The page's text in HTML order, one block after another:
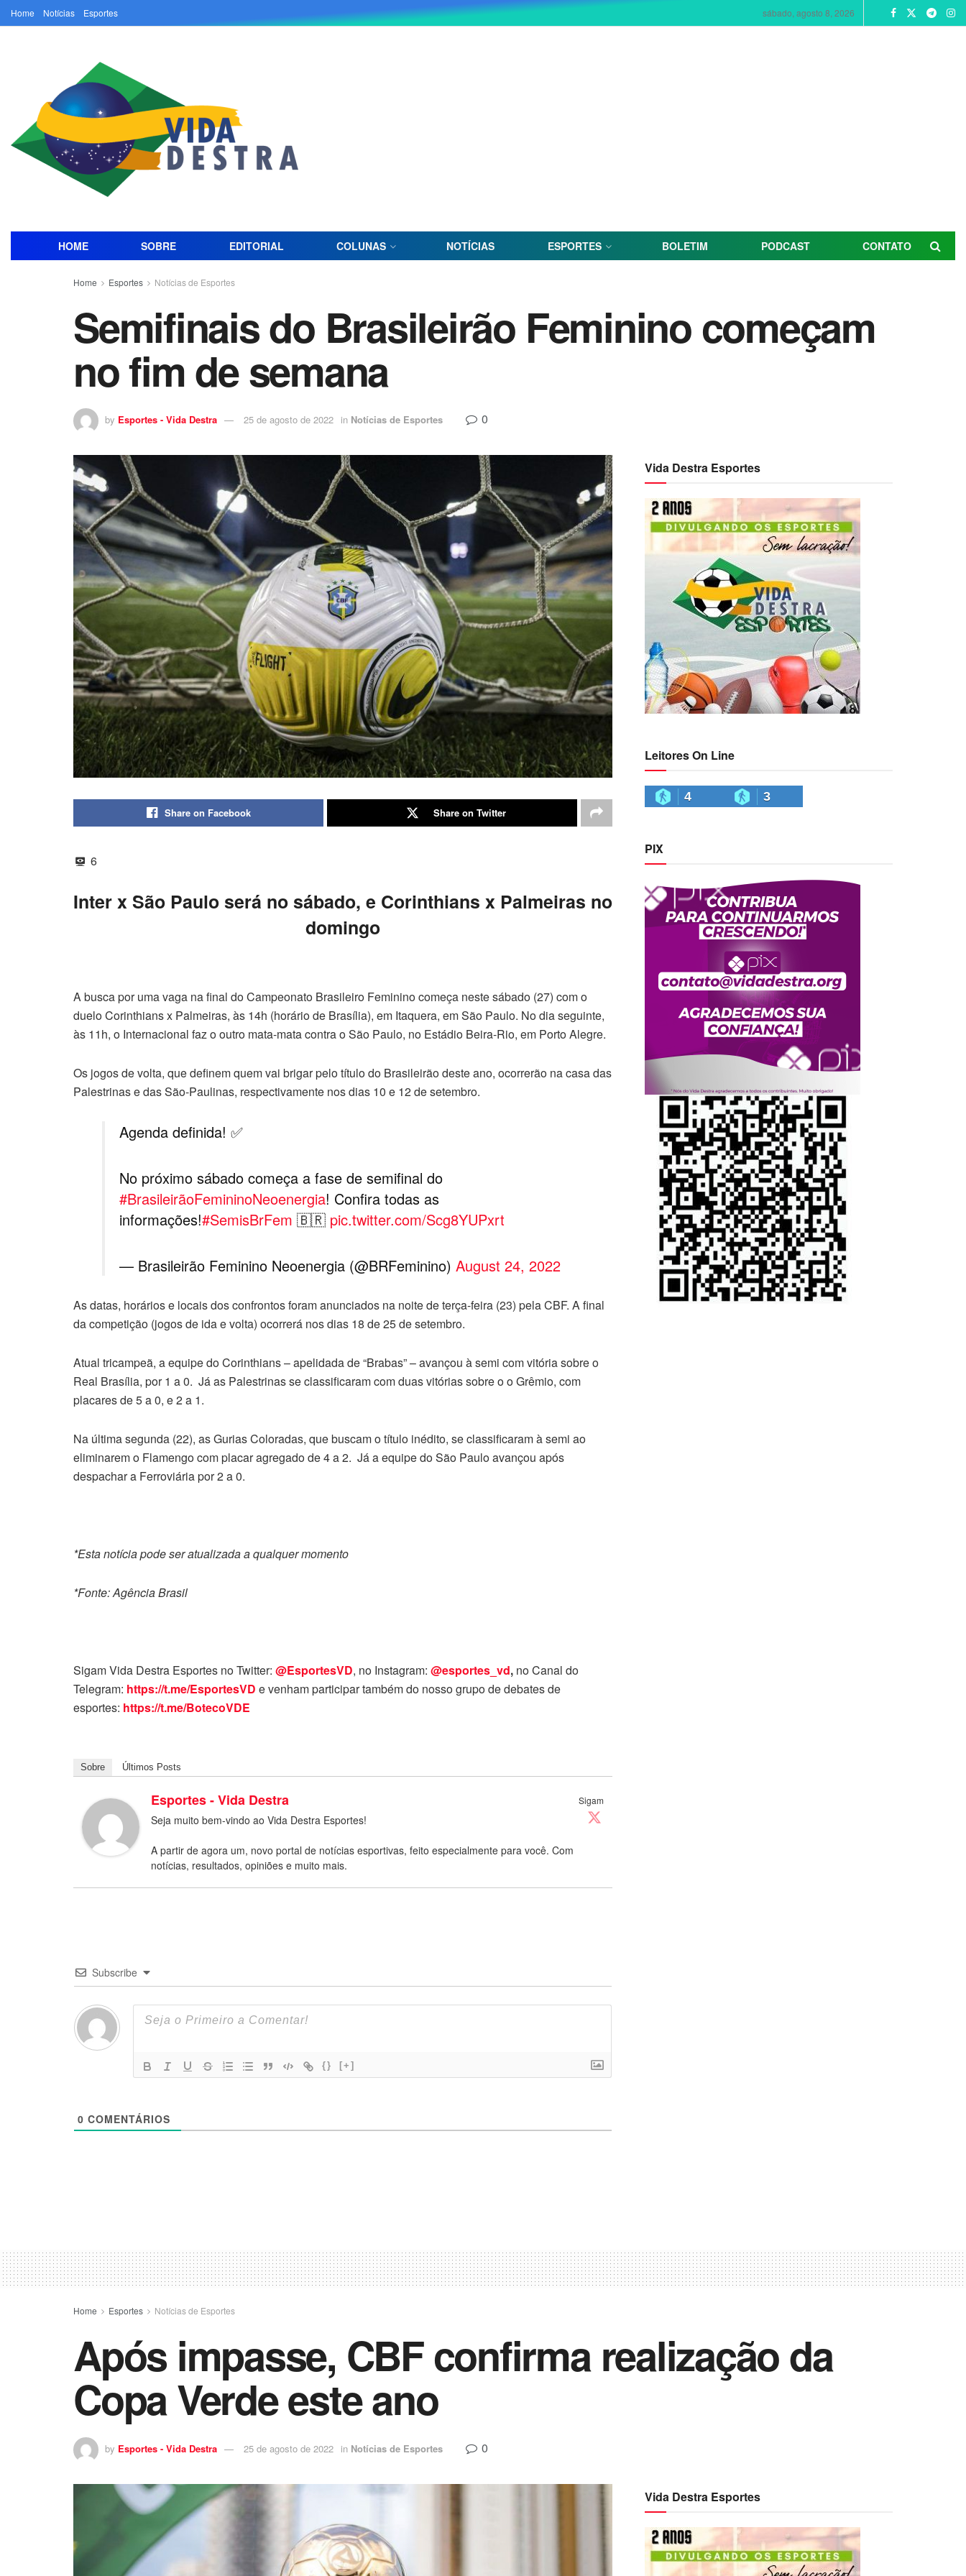
Home Notícias Esportes sábado, agosto 8, 2026
HOME SOBRE EDITORIAL COLUNAS NOTÍCIAS ESPORTES BOLETIM PODCAST CONTATO
Home Esportes Notícias de Esportes
Semifinais do Brasileirão Feminino começam
no fim de semana
by Esportes - Vida Destra 25 de agosto de 2022 in Notícias de Esportes 0
Share on Facebook Share on Twitter
6
Inter x São Paulo será no sábado, e Corinthians x Palmeiras no
domingo
A busca por uma vaga na final do Campeonato Brasileiro Feminino começa neste sábado (27) com o
duelo Corinthians x Palmeiras, às 14h (horário de Brasília), em Itaquera, em São Paulo. No dia seguinte,
às 11h, o Internacional faz o outro mata-mata contra o São Paulo, no Estádio Beira-Rio, em Porto Alegre.
Os jogos de volta, que definem quem vai brigar pelo título do Brasileirão deste ano, ocorrerão na casa das
Palestrinas e das São-Paulinas, respectivamente nos dias 10 e 12 de setembro.
Agenda definida! ✅
No próximo sábado começa a fase de semifinal do
#BrasileirãoFemininoNeoenergia! Confira todas as
informações!#SemisBrFem 🇧🇷 pic.twitter.com/Scg8YUPxrt
— Brasileirão Feminino Neoenergia (@BRFeminino) August 24, 2022
As datas, horários e locais dos confrontos foram anunciados na noite de terça-feira (23) pela CBF. A final
da competição (jogos de ida e volta) ocorrerá nos dias 18 de 25 de setembro.
Atual tricampeã, a equipe do Corinthians – apelidada de “Brabas” – avançou à semi com vitória sobre o
Real Brasília, por 1 a 0. Já as Palestrinas se classificaram com duas vitórias sobre o o Grêmio, com
placares de 5 a 0, e 2 a 1.
Na última segunda (22), as Gurias Coloradas, que buscam o título inédito, se classificaram à semi ao
eliminarem o Flamengo com placar agregado de 4 a 2. Já a equipe do São Paulo avançou após
despachar a Ferroviária por 2 a 0.
*Esta notícia pode ser atualizada a qualquer momento
*Fonte: Agência Brasil
Sigam Vida Destra Esportes no Twitter: @EsportesVD, no Instagram: @esportes_vd, no Canal do
Telegram: https://t.me/EsportesVD e venham participar também do nosso grupo de debates de
esportes: https://t.me/BotecoVDE
Sobre Últimos Posts
Sigam
Esportes - Vida Destra
Seja muito bem-vindo ao Vida Destra Esportes!
A partir de agora um, novo portal de notícias esportivas, feito especialmente para você. Com
notícias, resultados, opiniões e muito mais.
Subscribe
{} [+]
0 COMENTÁRIOS
Vida Destra Esportes
Leitores On Line
4 3
PIX
Home Esportes Notícias de Esportes
Após impasse, CBF confirma realização da
Copa Verde este ano
by Esportes - Vida Destra 25 de agosto de 2022 in Notícias de Esportes 0
Vida Destra Esportes